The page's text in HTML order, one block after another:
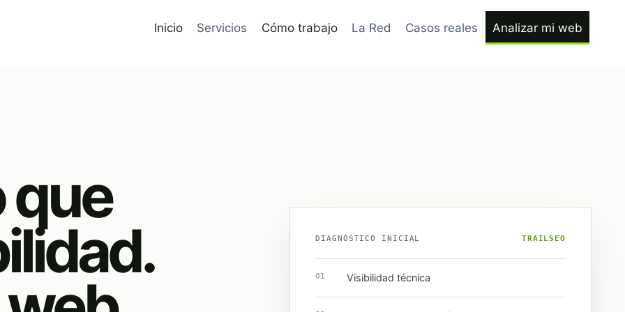
Inicio Servicios Cómo trabajo La Red Casos reales Analizar mi web
que
DIAGNÓSTICO INICIAL TRAILSEO
01 Visibilidad técnica